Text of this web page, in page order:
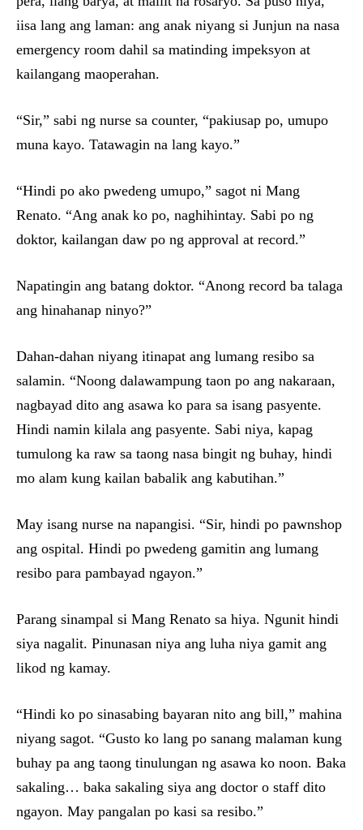
iisa lang ang laman: ang anak niyang si Junjun na nasa
emergency room dahil sa matinding impeksyon at
kailangang maoperahan.
“Sir,” sabi ng nurse sa counter, “pakiusap po, umupo
muna kayo. Tatawagin na lang kayo.”
“Hindi po ako pwedeng umupo,” sagot ni Mang
Renato. “Ang anak ko po, naghihintay. Sabi po ng
doktor, kailangan daw po ng approval at record.”
Napatingin ang batang doktor. “Anong record ba talaga
ang hinahanap ninyo?”
Dahan-dahan niyang itinapat ang lumang resibo sa
salamin. “Noong dalawampung taon po ang nakaraan,
nagbayad dito ang asawa ko para sa isang pasyente.
Hindi namin kilala ang pasyente. Sabi niya, kapag
tumulong ka raw sa taong nasa bingit ng buhay, hindi
mo alam kung kailan babalik ang kabutihan.”
May isang nurse na napangisi. “Sir, hindi po pawnshop
ang ospital. Hindi po pwedeng gamitin ang lumang
resibo para pambayad ngayon.”
Parang sinampal si Mang Renato sa hiya. Ngunit hindi
siya nagalit. Pinunasan niya ang luha niya gamit ang
likod ng kamay.
“Hindi ko po sinasabing bayaran nito ang bill,” mahina
niyang sagot. “Gusto ko lang po sanang malaman kung
buhay pa ang taong tinulungan ng asawa ko noon. Baka
sakaling… baka sakaling siya ang doctor o staff dito
ngayon. May pangalan po kasi sa resibo.”